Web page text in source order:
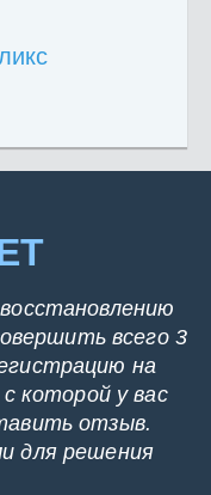
всего 3
на
которой у вас
отзыв.
для решения